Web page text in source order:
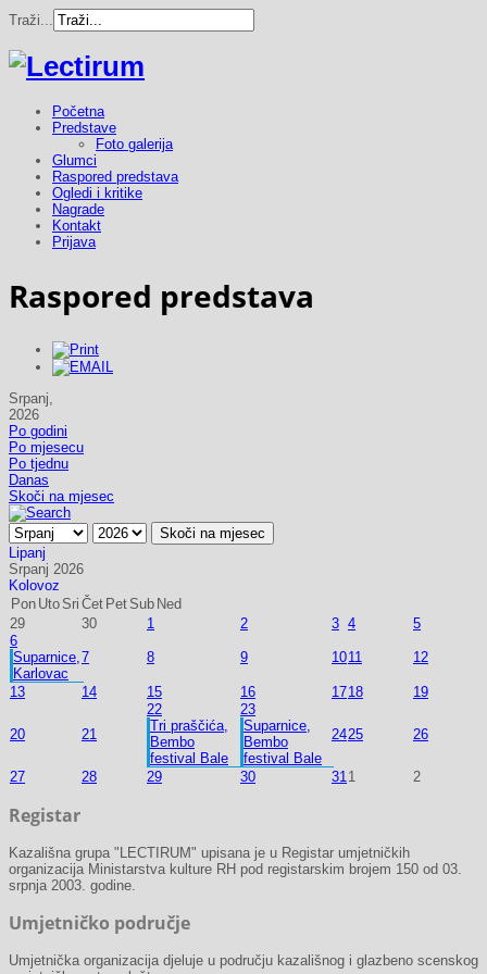
Traži...
Početna
Predstave
Foto galerija
Glumci
Raspored predstava
Ogledi i kritike
Nagrade
Kontakt
Prijava
Raspored predstava
Srpanj,
2026
Po godini
Po mjesecu
Po tjednu
Danas
Skoči na mjesec
Skoči na mjesec
Lipanj
Srpanj 2026
Kolovoz
Pon Uto Sri Čet Pet Sub Ned
29
30 1 2 3 4
5
6
Suparnice,
Karlovac
7 8 9 1011 12
13 14 15 16 1718 19
20 21
22
Tri praščića,
Bembo
festival Bale
23
Suparnice,
Bembo
festival Bale
2425 26
27 28 29 30 311 2
Registar
Kazališna grupa "LECTIRUM" upisana je u Registar umjetničkih
organizacija Ministarstva kulture RH pod registarskim brojem 150 od 03.
srpnja 2003. godine.
Umjetničko područje
Umjetnička organizacija djeluje u području kazališnog i glazbeno scenskog